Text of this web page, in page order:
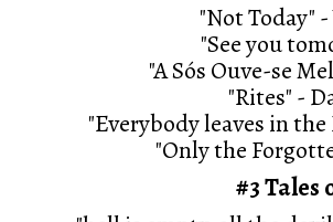
"Not Today"
"See you
"A Sós Ouve-se
"Rites" -
"Everybody leaves in
"Only the
#3 Tales